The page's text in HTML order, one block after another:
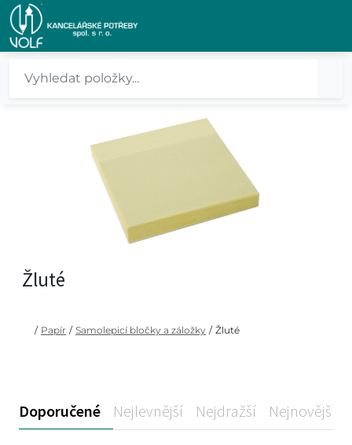
Žluté
/ Papír / Samolepicí bločky a záložky / Žluté
Doporučené Nejlevnější Nejdražší Nejnovější